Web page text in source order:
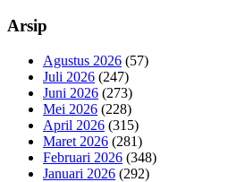
Arsip
Agustus 2026 (57)
Juli 2026 (247)
Juni 2026 (273)
Mei 2026 (228)
April 2026 (315)
Maret 2026 (281)
Februari 2026 (348)
Januari 2026 (292)